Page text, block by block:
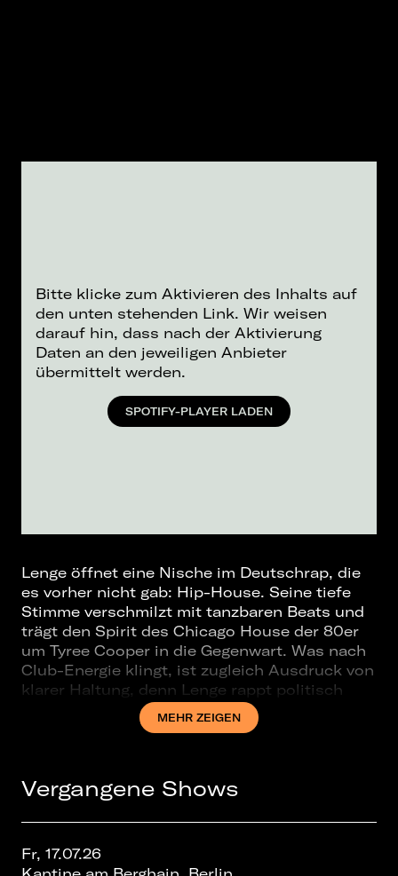
Bitte klicke zum Aktivieren des Inhalts auf
den unten stehenden Link. Wir weisen
darauf hin, dass nach der Aktivierung
Daten an den jeweiligen Anbieter
übermittelt werden.
SPOTIFY-PLAYER LADEN
Lenge öffnet eine Nische im Deutschrap, die
es vorher nicht gab: Hip-House. Seine tiefe
Stimme verschmilzt mit tanzbaren Beats und
trägt den Spirit des Chicago House der 80er
um Tyree Cooper in die Gegenwart. Was nach
Club-Energie klingt, ist zugleich Ausdruck von
klarer Haltung, denn Lenge rappt politisch
und antifaschistisch. Dass dieser Mix
funktioniert, zeigt sich nicht nur auf den
Nerv trifft und seine Sounds viral gehen.
MEHR ZEIGEN
Vergangene Shows
Fr, 17.07.26